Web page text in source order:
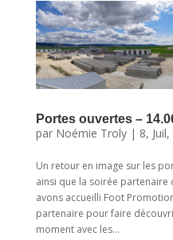
Portes ouvertes –
par Noémie Troly| 8,
Un retour en image sur les
ainsi que la soirée partenaire
avons accueilli Foot
partenaire pour faire
moment avec les...